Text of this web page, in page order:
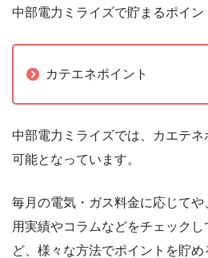
中部電力ミライズで貯まるポイン
カテエネポイント
中部電力ミライズでは、カエテ
可能となっています。
毎月の電気・ガス料金に応じて
用実績やコラムなどをチェック
ど、様々な方法でポイントを貯